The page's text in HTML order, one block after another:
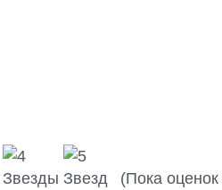
(Пока оценок